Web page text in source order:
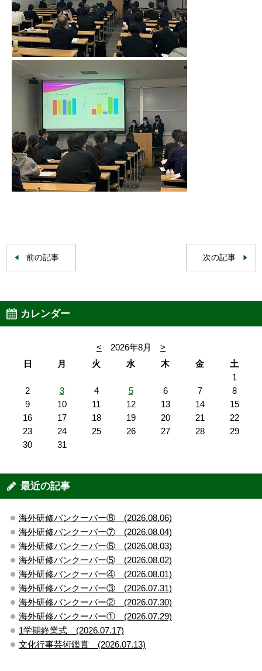
前の記事 次の記事
カレンダー
< 2026年8月
>
日
月 火 水 木 金
土
1
2
3 4 5 6 7
8
9
10 11 12 13 14
15
16
17 18 19 20 21
22
23
24 25 26 27 28
29
30
31
最近の記事
海外研修バンクーバー⑧ (2026.08.06)
海外研修バンクーバー⑦ (2026.08.04)
海外研修バンクーバー⑥ (2026.08.03)
海外研修バンクーバー⑤ (2026.08.02)
海外研修バンクーバー④ (2026.08.01)
海外研修バンクーバー③ (2026.07.31)
海外研修バンクーバー② (2026.07.30)
海外研修バンクーバー① (2026.07.29)
1学期終業式 (2026.07.17)
文化行事芸術鑑賞 (2026.07.13)